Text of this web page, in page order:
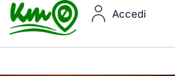
Accedi